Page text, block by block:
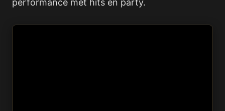
performance met hits en party.